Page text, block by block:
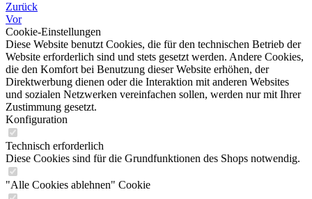
Zurück
Vor
Cookie-Einstellungen
Diese Website benutzt Cookies, die für den technischen Betrieb der
Website erforderlich sind und stets gesetzt werden. Andere Cookies,
die den Komfort bei Benutzung dieser Website erhöhen, der
Direktwerbung dienen oder die Interaktion mit anderen Websites
und sozialen Netzwerken vereinfachen sollen, werden nur mit Ihrer
Zustimmung gesetzt.
Konfiguration
Technisch erforderlich
Diese Cookies sind für die Grundfunktionen des Shops notwendig.
"Alle Cookies ablehnen" Cookie